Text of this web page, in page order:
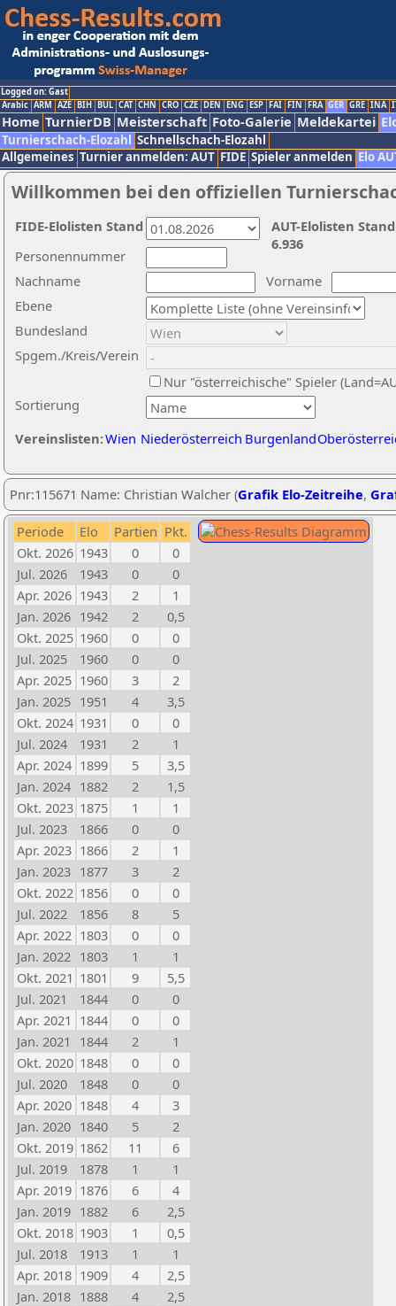
Logged on: Gast
Arabic ARM AZE BIH BUL CAT CHN CRO CZE DEN ENG ESP FAI FIN FRA GER GRE INA
Home TurnierDB Meisterschaft Foto-Galerie Meldekartei
Turnierschach-Elozahl Schnellschach-Elozahl
Allgemeines Turnier anmelden: AUT FIDE Spieler anmelden Elo
Willkommen bei den offiziellen
Nachname
Vorname
Ebene
Sortierung
Personennummer
Bundesland
Spgem./Kreis/Verein
Nur "österreichische" Spieler
Vereinslisten:Wien Niederösterreich Burgenland
AUT-Elolisten
6.936
FIDE-Elolisten Stand
Pnr:115671 Name: Christian Walcher (Grafik Elo-Zeitreihe,
Periode Elo Partien Pkt.
Okt. 2026 1943 0
0
Jul. 2026
1943 0
0
Apr. 2026 1943 2
1
Jan. 2026 1942 2
0,5
Okt. 2025 1960 0
0
Jul. 2025
1960 0
0
Apr. 2025 1960 3
2
Jan. 2025 1951 4
3,5
Okt. 2024 1931 0
0
Jul. 2024
1931 2
1
Apr. 2024 1899 5
3,5
Jan. 2024 1882 2
1,5
Okt. 2023 1875 1
1
Jul. 2023
1866 0
0
Apr. 2023 1866 2
1
Jan. 2023 1877 3
2
Okt. 2022 1856 0
0
Jul. 2022
1856 8
5
Apr. 2022 1803 0
0
Jan. 2022 1803 1
1
Okt. 2021 1801 9
5,5
Jul. 2021
1844 0
0
Apr. 2021 1844 0
0
Jan. 2021
1844 2
1
Okt. 2020 1848 0
0
Jul. 2020
1848 0
0
Apr. 2020 1848 4
3
Jan. 2020 1840 5
2
Okt. 2019 1862 11
6
Jul. 2019
1878 1
1
Apr. 2019 1876 6
4
Jan. 2019 1882 6
2,5
Okt. 2018 1903 1
0,5
Jul. 2018
1913 1
1
Apr. 2018 1909 4
2,5
Jan. 2018 1888 4
2,5